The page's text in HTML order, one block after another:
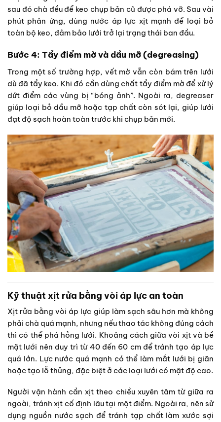
sau đó chà đều để keo chụp bản cũ được phá vỡ. Sau vài
phút phản ứng, dùng nước áp lực xịt mạnh để loại bỏ
toàn bộ keo, đảm bảo lưới trở lại trạng thái ban đầu.
Bước 4: Tẩy điểm mờ và dầu mỡ (degreasing)
Trong một số trường hợp, vết mờ vẫn còn bám trên lưới
dù đã tẩy keo. Khi đó cần dùng chất tẩy điểm mờ để xử lý
dứt điểm các vùng bị “bóng ảnh”. Ngoài ra, degreaser
giúp loại bỏ dầu mỡ hoặc tạp chất còn sót lại, giúp lưới
đạt độ sạch hoàn toàn trước khi chụp bản mới.
Kỹ thuật xịt rửa bằng vòi áp lực an toàn
Xịt rửa bằng vòi áp lực giúp làm sạch sâu hơn mà không
phải chà quá mạnh, nhưng nếu thao tác không đúng cách
thì có thể phá hỏng lưới. Khoảng cách giữa vòi xịt và bề
mặt lưới nên duy trì từ 40 đến 60 cm để tránh tạo áp lực
quá lớn. Lực nước quá mạnh có thể làm mắt lưới bị giãn
hoặc tạo lỗ thủng, đặc biệt ở các loại lưới có mật độ cao.
Người vận hành cần xịt theo chiều xuyên tâm từ giữa ra
ngoài, tránh xịt cố định lâu tại một điểm. Ngoài ra, nên sử
dụng nguồn nước sạch để tránh tạp chất làm xước sợi